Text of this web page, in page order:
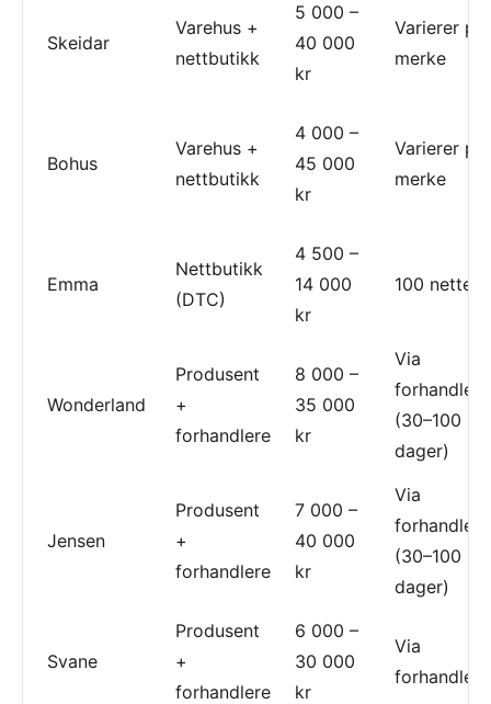
Skeidar
Varehus +
nettbutikk
5 000 –
40 000
kr
Varierer per
merke
Bohus
Varehus +
nettbutikk
4 000 –
45 000
kr
Varierer per
merke
Emma
Nettbutikk
(DTC)
4 500 –
14 000
kr
100 netter
Wonderland
Produsent
+
forhandlere
8 000 –
35 000
kr
Via
forhandler
(30–100
dager)
Jensen
Produsent
+
forhandlere
7 000 –
40 000
kr
Via
forhandler
(30–100
dager)
Svane
Produsent
+
forhandlere
6 000 –
30 000
kr
Via
forhandler